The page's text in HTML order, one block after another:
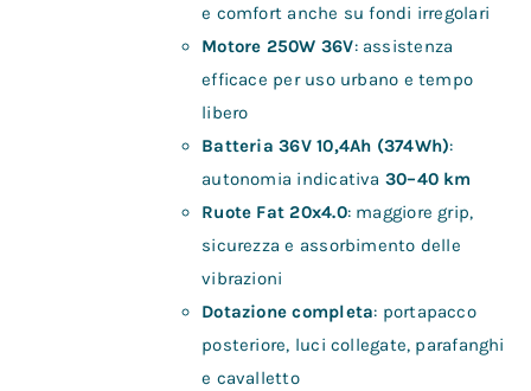
e comfort anche su fondi irregolari
Motore 250W 36V: assistenza
efficace per uso urbano e tempo
libero
Batteria 36V 10,4Ah (374Wh):
autonomia indicativa 30–40 km
Ruote Fat 20x4.0: maggiore grip,
sicurezza e assorbimento delle
vibrazioni
Dotazione completa: portapacco
posteriore, luci collegate, parafanghi
e cavalletto